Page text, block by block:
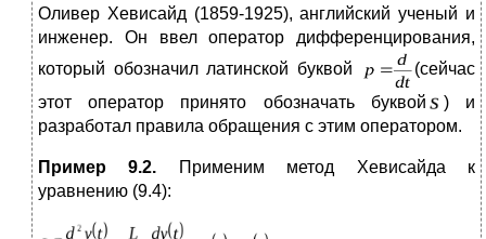
Оливер Хевисайд (1859-1925), английский ученый и
инженер. Он ввел оператор дифференцирования,
который обозначил латинской буквой
(сейчас
этот оператор принято обозначать буквой
) и
разработал правила обращения с этим оператором.
Пример 9.2.
Применим метод Хевисайда к
уравнению (9.4):